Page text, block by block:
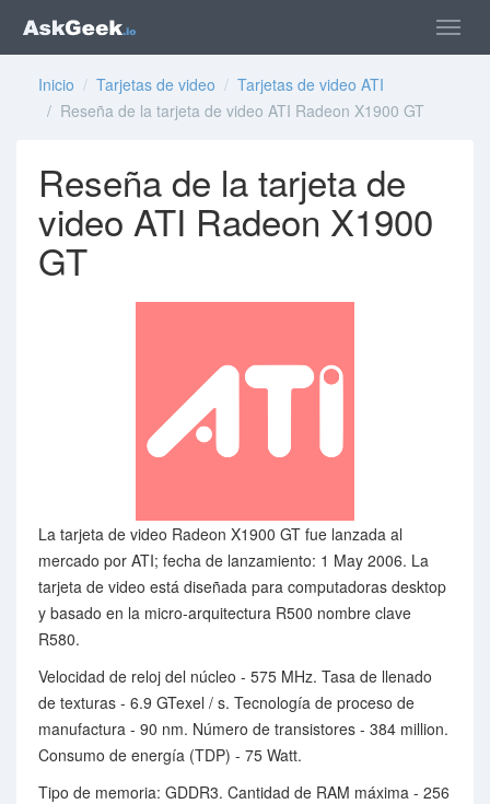
Inicio / Tarjetas de video / Tarjetas de video ATI
/ Reseña de la tarjeta de video ATI Radeon X1900 GT
Reseña de la tarjeta de
video ATI Radeon X1900
GT
La tarjeta de video Radeon X1900 GT fue lanzada al
mercado por ATI; fecha de lanzamiento: 1 May 2006. La
tarjeta de video está diseñada para computadoras desktop
y basado en la micro-arquitectura R500 nombre clave
R580.
Velocidad de reloj del núcleo - 575 MHz. Tasa de llenado
de texturas - 6.9 GTexel / s. Tecnología de proceso de
manufactura - 90 nm. Número de transistores - 384 million.
Consumo de energía (TDP) - 75 Watt.
Tipo de memoria: GDDR3. Cantidad de RAM máxima - 256